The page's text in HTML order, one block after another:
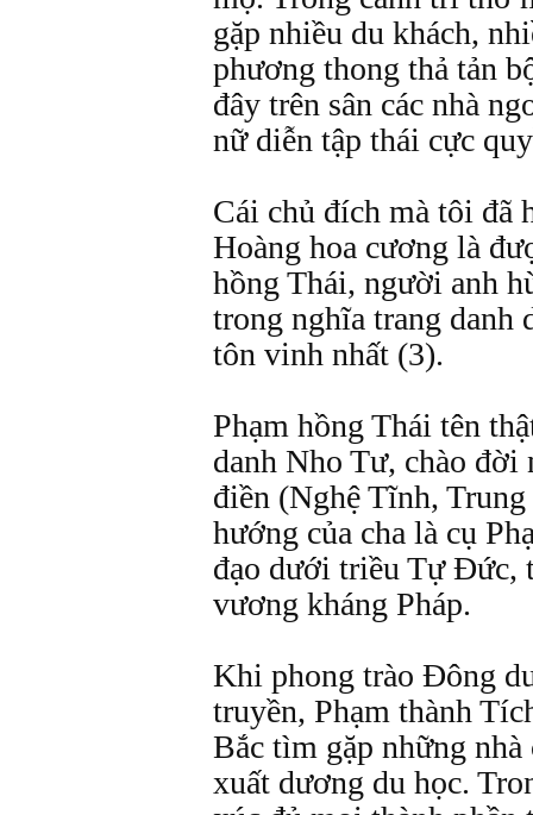
gặp nhiều du khách,
phương thong thả tản
đây trên sân các nhà
nữ diễn tập thái cực
Cái chủ đích mà tôi đã
Hoàng hoa cương là
hồng Thái, người anh
trong nghĩa trang danh
tôn vinh nhất (3).
Phạm hồng Thái tên
danh Nho Tư, chào
điền (Nghệ Tĩnh,
hướng của cha là cụ
đạo dưới triều Tự Đức,
vương kháng Pháp.
Khi phong trào Đông
truyền, Phạm thành
Bắc tìm gặp những
xuất dương du học.